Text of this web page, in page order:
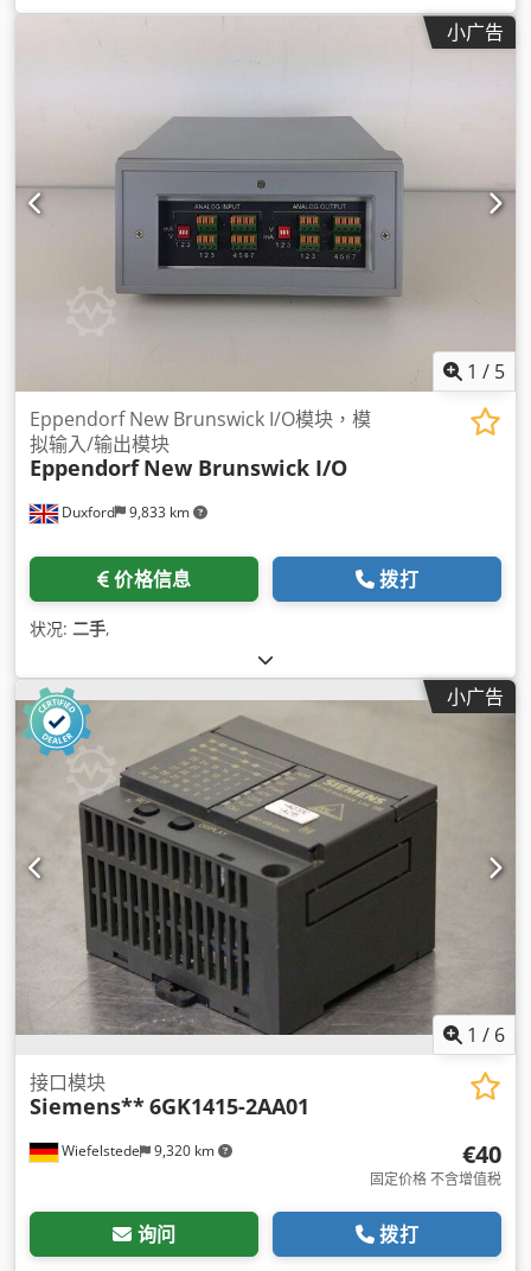
小广告
1 / 5
Duxford 9,833 km
Eppendorf New Brunswick I/O模块，模
拟输入/输出模块
Eppendorf New Brunswick I/O
价格信息 拨打
状况: 二手,
小广告
1 / 6
Wiefelstede 9,320 km
接口模块
Siemens**6GK1415-2AA01
€40
固定价格 不含增值税
询问 拨打